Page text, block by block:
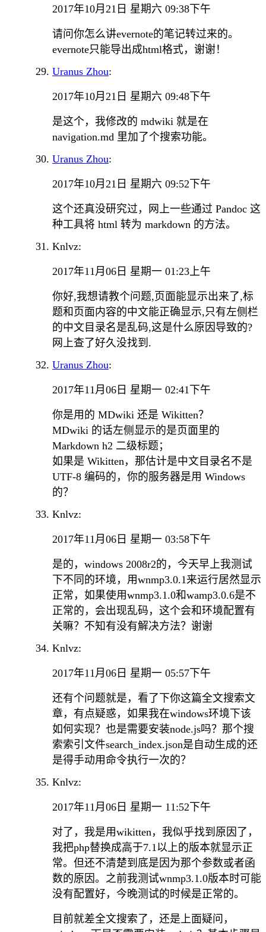
2017年10月21日 星期六 09:38下午
请问你怎么讲evernote的笔记转过来的。
evernote只能导出成html格式，谢谢！
Uranus Zhou:
2017年10月21日 星期六 09:48下午
是这个，我修改的 mdwiki 就是在
navigation.md 里加了个搜索功能。
Uranus Zhou:
2017年10月21日 星期六 09:52下午
这个还真没研究过，网上一些通过 Pandoc 这
种工具将 html 转为 markdown 的方法。
Knlvz:
2017年11月06日 星期一 01:23上午
你好,我想请教个问题,页面能显示出来了,标
题和页面内容的中文能正确显示,只有左侧栏
的中文目录名是乱码,这是什么原因导致的?
网上查了好久没找到.
Uranus Zhou:
2017年11月06日 星期一 02:41下午
你是用的 MDwiki 还是 Wikitten？
MDwiki 的话左侧显示的是页面里的
Markdown h2 二级标题；
如果是 Wikitten，那估计是中文目录名不是
UTF-8 编码的，你的服务器是用 Windows
的？
Knlvz:
2017年11月06日 星期一 03:58下午
是的，windows 2008r2的，今天早上我测试
下不同的环境，用wnmp3.0.1来运行居然显示
正常，如果使用wnmp3.1.0和wamp3.0.6是不
正常的，会出现乱码，这个会和环境配置有
关嘛？不知有没有解决方法？谢谢
Knlvz:
2017年11月06日 星期一 05:57下午
还有个问题就是，看了下你这篇全文搜索文
章，有点疑惑，如果我在windows环境下该
如何实现？也是需要安装node.js吗？那个搜
索索引文件search_index.json是自动生成的还
是得手动用命令执行一次的？
Knlvz:
2017年11月06日 星期一 11:52下午
对了，我是用wikitten，我似乎找到原因了，
我把php替换成高于7.1以上的版本就显示正
常。但还不清楚到底是因为那个参数或者函
数的原因。之前我测试wnmp3.1.0版本时可能
没有配置好，今晚测试的时候是正常的。
目前就差全文搜索了，还是上面疑问，